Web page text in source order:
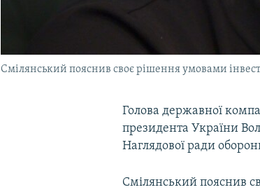
Смілянський пояснив своє рішення умовами
Голова державної
президента України
Наглядової ради
Смілянський пояснив